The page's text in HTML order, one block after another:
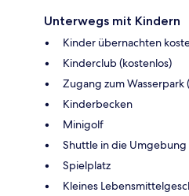
Unterwegs mit Kindern
Kinder übernachten
Kinderclub (kostenlos)
Zugang zum Wasserpark
Kinderbecken
Minigolf
Shuttle in die Umgebung
Spielplatz
Kleines